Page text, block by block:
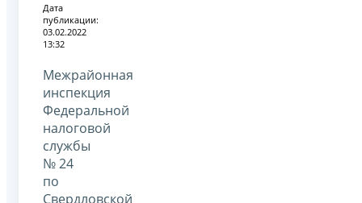
Дата
публикации:
03.02.2022
13:32
Межрайонная
инспекция
Федеральной
налоговой
службы
№ 24
по
Свердловской